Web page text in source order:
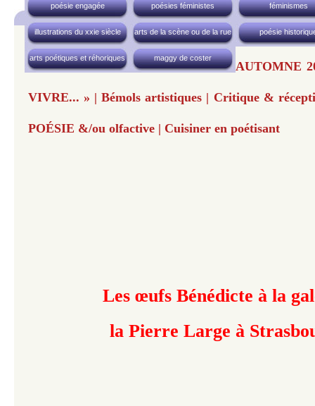
poésie engagée poésies féministes féminismes
illustrations du xxie siècle arts de la scène ou de la rue poésie
arts poétiques et réhoriques maggy de coster
AUTOMNE
VIVRE... » | Bémols artistiques | Critique &
POÉSIE &/ou olfactive | Cuisiner en poétisant
Les œufs Bénédicte à la
la Pierre Large à